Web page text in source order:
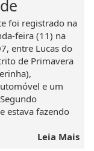
foi registrado na
feira (11) na
entre Lucas do
de Primavera
e um
estava fazendo
Leia Mais